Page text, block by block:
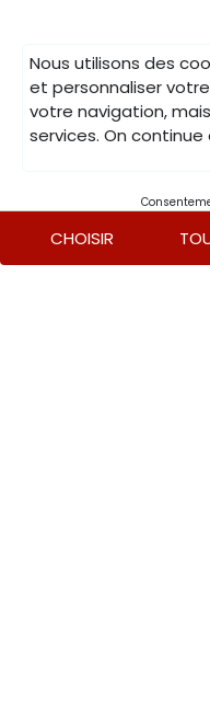
Pour toute collaboration
contactez-nous via notre
pro@maison-lascours.fr
(choix 2).
Mentions légales
Nous utilisons des
et personnaliser
votre navigation,
services. On continue
CHOISIR